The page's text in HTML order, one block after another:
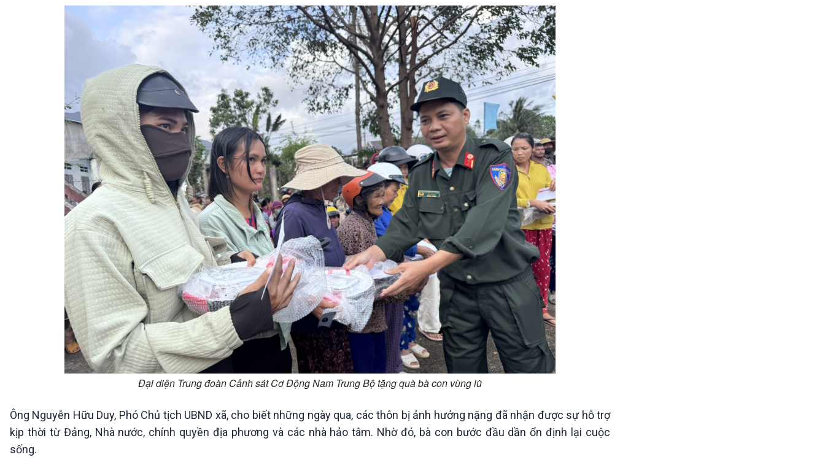
Đại diện Trung đoàn Cảnh sát Cơ Động Nam Trung Bộ tặng quà bà con vùng lũ
Ông Nguyễn Hữu Duy, Phó Chủ tịch UBND xã, cho biết những ngày qua, các thôn bị ảnh hưởng nặng đã nhận được sự hỗ trợ
kịp thời từ Đảng, Nhà nước, chính quyền địa phương và các nhà hảo tâm. Nhờ đó, bà con bước đầu dần ổn định lại cuộc
sống.